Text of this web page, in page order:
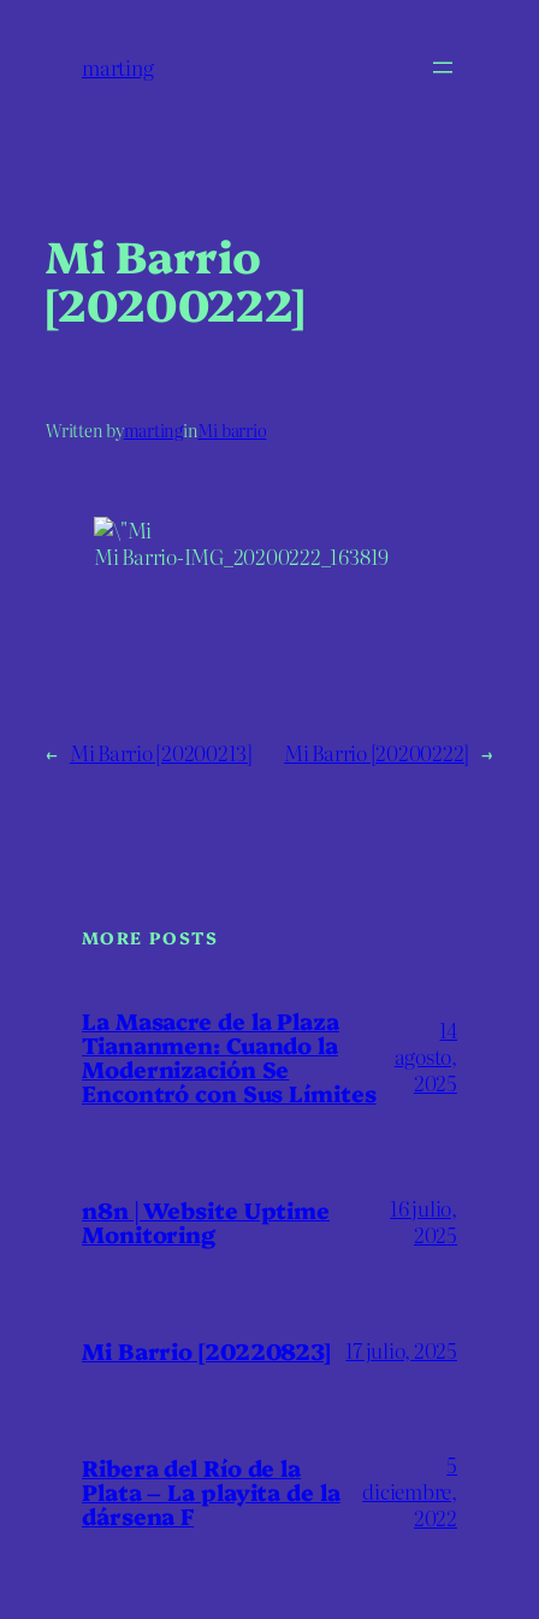
marting
Mi Barrio
[20200222]
Written bymartinginMi barrio
Mi Barrio-IMG_20200222_163819
← Mi Barrio [20200213] Mi Barrio [20200222] →
MORE POSTS
La Masacre de la Plaza
Tiananmen: Cuando la
Modernización Se
Encontró con Sus Límites
14
agosto,
2025
n8n | Website Uptime
Monitoring
16 julio,
2025
Mi Barrio [20220823] 17 julio, 2025
Ribera del Río de la
Plata – La playita de la
dársena F
5
diciembre,
2022